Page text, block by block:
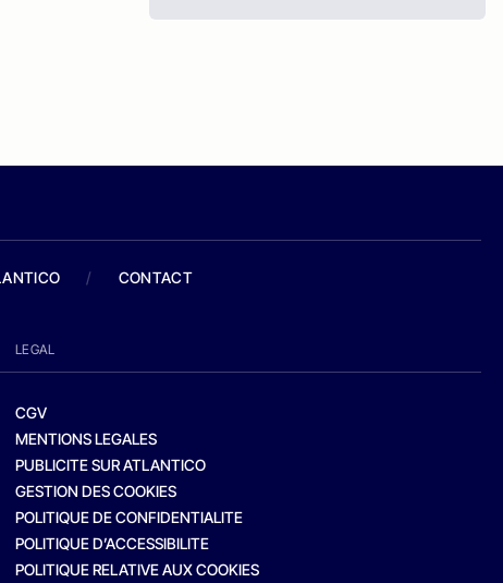
/ CONTACT
LEGAL
CGV
MENTIONS LEGALES
PUBLICITE SUR ATLANTICO
GESTION DES COOKIES
POLITIQUE DE CONFIDENTIALITE
POLITIQUE D’ACCESSIBILITE
POLITIQUE RELATIVE AUX COOKIES